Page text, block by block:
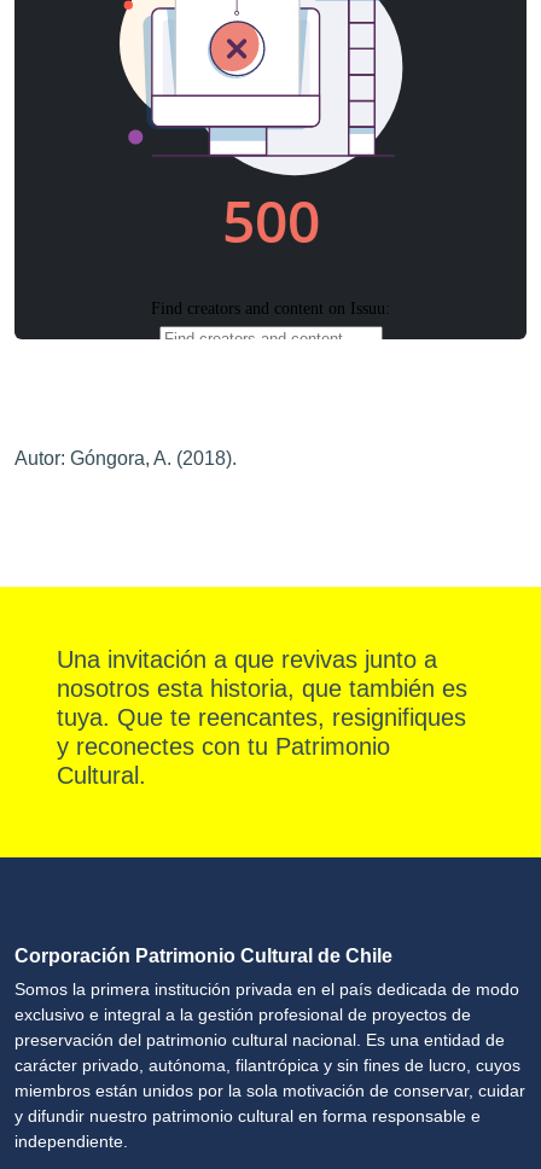
Autor: Góngora, A. (2018).
Una invitación a que revivas junto a
nosotros esta historia, que también es
tuya. Que te reencantes, resignifiques
y reconectes con tu Patrimonio
Cultural.
Corporación Patrimonio Cultural de Chile
Somos la primera institución privada en el país dedicada de modo
exclusivo e integral a la gestión profesional de proyectos de
preservación del patrimonio cultural nacional. Es una entidad de
carácter privado, autónoma, filantrópica y sin fines de lucro, cuyos
miembros están unidos por la sola motivación de conservar, cuidar
y difundir nuestro patrimonio cultural en forma responsable e
independiente.